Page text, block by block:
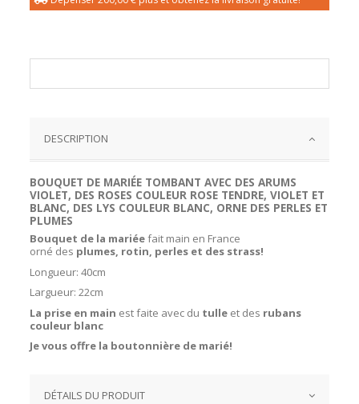
DESCRIPTION
BOUQUET DE MARIÉE TOMBANT AVEC DES ARUMS
VIOLET, DES ROSES COULEUR ROSE TENDRE, VIOLET ET
BLANC, DES LYS COULEUR BLANC, ORNE DES PERLES ET
PLUMES
Bouquet de la mariéefait main en France
orné des plumes, rotin, perles et des strass!
Longueur: 40cm
Largueur: 22cm
La prise en main est faite avec du tulle et des rubans
couleur blanc
Je vous offre la boutonnière de marié!
DÉTAILS DU PRODUIT